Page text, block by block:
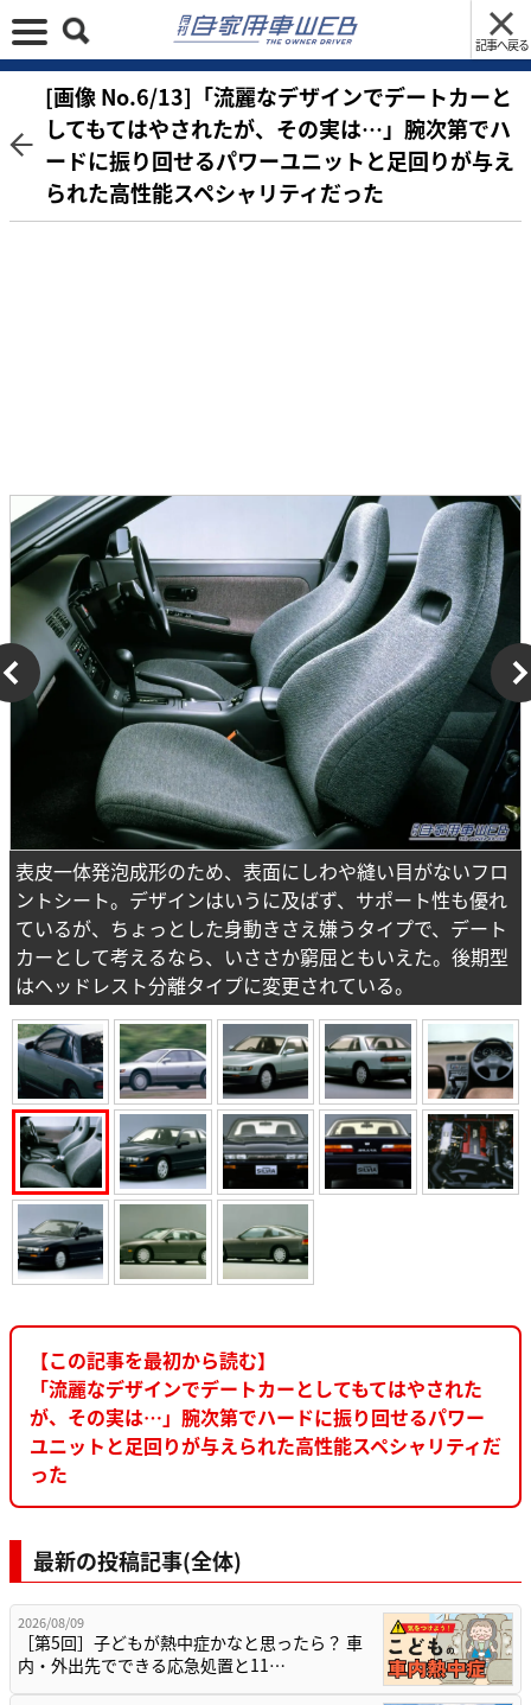
記事へ戻る
[画像 No.6/13]「流麗なデザインでデートカーと
してもてはやされたが、その実は…」腕次第でハ
ードに振り回せるパワーユニットと足回りが与え
られた高性能スペシャリティだった
表皮一体発泡成形のため、表面にしわや縫い目がないフロ
ントシート。デザインはいうに及ばず、サポート性も優れ
ているが、ちょっとした身動きさえ嫌うタイプで、デート
カーとして考えるなら、いささか窮屈ともいえた。後期型
はヘッドレスト分離タイプに変更されている。
【この記事を最初から読む】
「流麗なデザインでデートカーとしてもてはやされた
が、その実は…」腕次第でハードに振り回せるパワー
ユニットと足回りが与えられた高性能スペシャリティだ
った
最新の投稿記事(全体)
2026/08/09
［第5回］子どもが熱中症かなと思ったら？ 車
内・外出先でできる応急処置と11…